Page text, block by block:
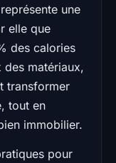
une
elle que
des calories
matériaux,
transformer
tout en
immobilier.
pour